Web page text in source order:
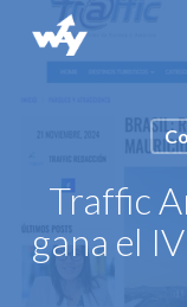
Traffic
gana el